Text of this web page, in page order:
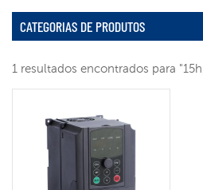
CATEGORIAS DE PRODUTOS
1 resultados encontrados para